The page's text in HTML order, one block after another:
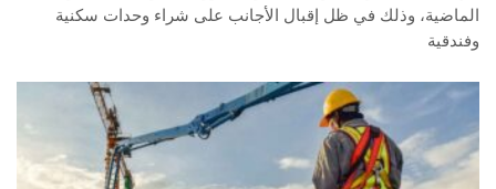
الماضية، وذلك في ظل إقبال الأجانب على شراء وحدات سكنية
وفندقية